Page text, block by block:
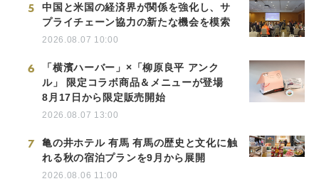
5
中国と米国の経済界が関係を強化し、サ
プライチェーン協力の新たな機会を模索
2026.08.07 10:00
6
「横濱ハーバー」×「柳原良平 アンク
ル」 限定コラボ商品＆メニューが登場
8月17日から限定販売開始
2026.08.07 13:00
7
亀の井ホテル 有馬 有馬の歴史と文化に触
れる秋の宿泊プランを9月から展開
2026.08.06 11:00